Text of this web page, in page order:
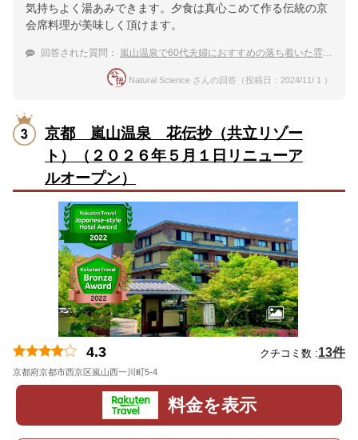
気持ちよく湯あみできます。夕食は真心こめて作る伝統の京
会席料理が美味しく頂けます。
回答された質問： 嵐山温泉で60代夫婦におすすめの落ち着いた雰囲気の宿
Natural Science さんの回答（投稿日：2024/11/ 1 ）
京都 嵐山温泉 花伝抄（共立リゾー
ト）（２０２６年５月１日リニューア
ルオープン）
4.3 クチコミ数 :13件
京都府京都市西京区嵐山西一川町5-4
料金を表示